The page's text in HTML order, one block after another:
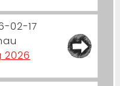
02-17
2026